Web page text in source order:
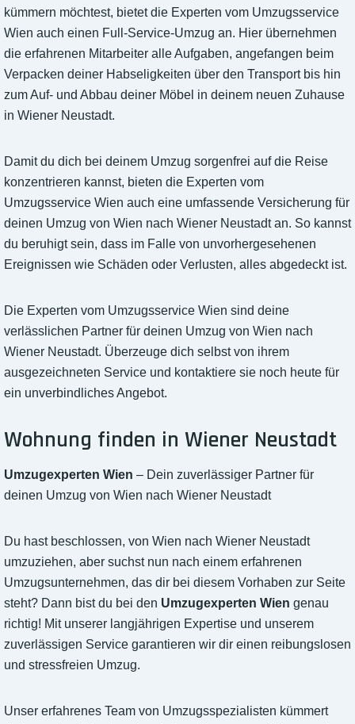
kümmern möchtest, bietet die Experten vom Umzugsservice
Wien auch einen Full-Service-Umzug an. Hier übernehmen
die erfahrenen Mitarbeiter alle Aufgaben, angefangen beim
Verpacken deiner Habseligkeiten über den Transport bis hin
zum Auf- und Abbau deiner Möbel in deinem neuen Zuhause
in Wiener Neustadt.
Damit du dich bei deinem Umzug sorgenfrei auf die Reise
konzentrieren kannst, bieten die Experten vom
Umzugsservice Wien auch eine umfassende Versicherung für
deinen Umzug von Wien nach Wiener Neustadt an. So kannst
du beruhigt sein, dass im Falle von unvorhergesehenen
Ereignissen wie Schäden oder Verlusten, alles abgedeckt ist.
Die Experten vom Umzugsservice Wien sind deine
verlässlichen Partner für deinen Umzug von Wien nach
Wiener Neustadt. Überzeuge dich selbst von ihrem
ausgezeichneten Service und kontaktiere sie noch heute für
ein unverbindliches Angebot.
Wohnung finden in Wiener Neustadt
Umzugexperten Wien – Dein zuverlässiger Partner für
deinen Umzug von Wien nach Wiener Neustadt
Du hast beschlossen, von Wien nach Wiener Neustadt
umzuziehen, aber suchst nun nach einem erfahrenen
Umzugsunternehmen, das dir bei diesem Vorhaben zur Seite
steht? Dann bist du bei den Umzugexperten Wien genau
richtig! Mit unserer langjährigen Expertise und unserem
zuverlässigen Service garantieren wir dir einen reibungslosen
und stressfreien Umzug.
Unser erfahrenes Team von Umzugsspezialisten kümmert